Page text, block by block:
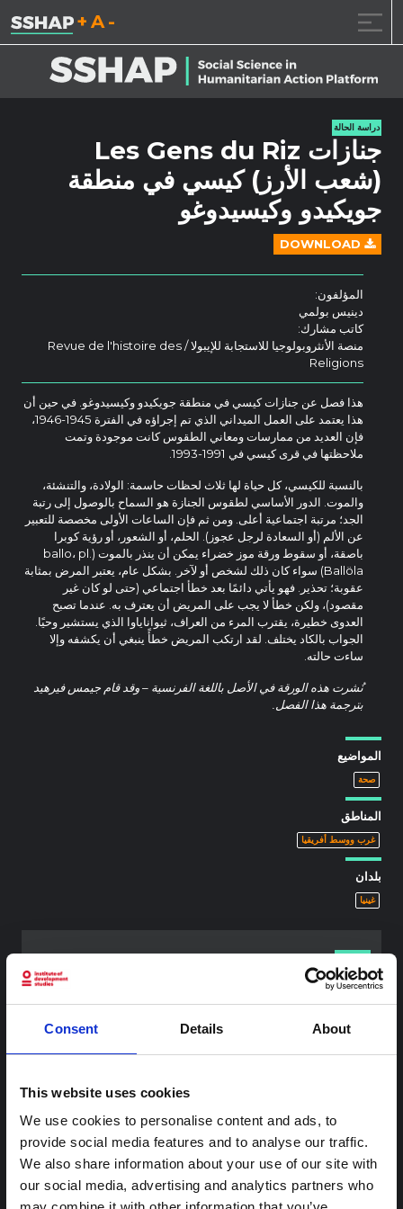
Consent Details About
This website uses cookies
We use cookies to personalise content and ads, to
provide social media features and to analyse our traffic.
We also share information about your use of our site with
our social media, advertising and analytics partners who
تقليل حجم الخط.
إعادة ضبط حجم
زيادة حجم
دراسة الحالة
جنازات Les Gens du Riz
(شعب الأرز) كيسي في منطقة
جويكيدو وكيسيدوغو
DOWNLOAD
المؤلفون:
دينيس بولمي
كاتب مشارك:
منصة الأنثروبولوجيا للاستجابة للإيبولا / Revue de l'histoire des
Religions
هذا فصل عن جنازات كيسي في منطقة جويكيدو وكيسيدوغو. في حين أن
هذا يعتمد على العمل الميداني الذي تم إجراؤه في الفترة 1945-1946،
فإن العديد من ممارسات ومعاني الطقوس كانت موجودة وتمت
ملاحظتها في قرى كيسي في 1991-1993.
بالنسبة للكيسي، كل حياة لها ثلاث لحظات حاسمة: الولادة، والتنشئة،
والموت. الدور الأساسي لطقوس الجنازة هو السماح بالوصول إلى رتبة
الجد؛ مرتبة اجتماعية أعلى. ومن ثم فإن الساعات الأولى مخصصة للتعبير
عن الألم (أو السعادة لرجل عجوز). الحلم، أو الشعور، أو رؤية كوبرا
باصقة، أو سقوط ورقة موز خضراء يمكن أن ينذر بالموت (ballo، pl.
Ballöla) سواء كان ذلك لشخص أو لآخر. بشكل عام، يعتبر المرض بمثابة
عقوبة؛ تحذير. فهو يأتي دائمًا بعد خطأ اجتماعي (حتى لو كان غير
مقصود)، ولكن خطأ لا يجب على المريض أن يعترف به. عندما تصبح
العدوى خطيرة، يقترب المرء من العراف، ثيواناياوا الذي يستشير وحيًا.
الجواب بالكاد يختلف. لقد ارتكب المريض خطأً ينبغي أن يكشفه وإلا
ساءت حالته.
نُشرت هذه الورقة في الأصل باللغة الفرنسية – وقد قام جيمس فيرهيد
بترجمة هذا الفصل.
المواضيع
صحة
المناطق
غرب ووسط أفريقيا
بلدان
غينيا
محتوى ذو صلة
ملاحظة سياقية: ممارسات الجنازة في إيتوري
معلومات سياقية للاستجابة لتفشي إيبولا بونديبوغيو في إيتوري،
شرق جمهورية الكونغو الديمقراطية. توسع هذه المذكرة في ...
هال للعلوم المفتوحة
2026
شرط